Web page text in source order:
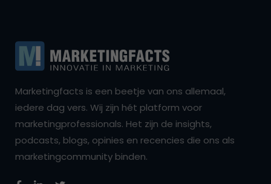
Marketingfacts is een beetje van ons allemaal,
iedere dag vers. Wij zijn hét platform voor
marketingprofessionals. Het zijn de insights,
podcasts, blogs, opinies en recencies die ons als
marketingcommunity binden.